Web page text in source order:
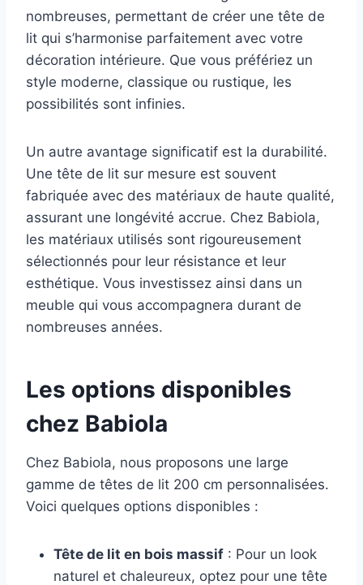
nombreuses, permettant de créer une tête de
lit qui s’harmonise parfaitement avec votre
décoration intérieure. Que vous préfériez un
style moderne, classique ou rustique, les
possibilités sont infinies.
Un autre avantage significatif est la durabilité.
Une tête de lit sur mesure est souvent
fabriquée avec des matériaux de haute qualité,
assurant une longévité accrue. Chez Babiola,
les matériaux utilisés sont rigoureusement
sélectionnés pour leur résistance et leur
esthétique. Vous investissez ainsi dans un
meuble qui vous accompagnera durant de
nombreuses années.
Les options disponibles
chez Babiola
Chez Babiola, nous proposons une large
gamme de têtes de lit 200 cm personnalisées.
Voici quelques options disponibles :
Tête de lit en bois massif : Pour un look
naturel et chaleureux, optez pour une tête